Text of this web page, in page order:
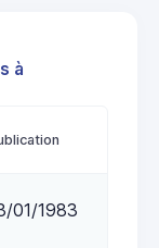
à
01/1983